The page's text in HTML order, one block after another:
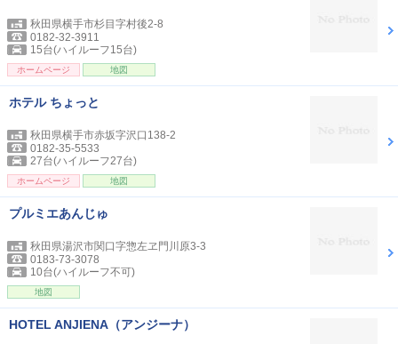
秋田県横手市杉目字村後2-8
0182-32-3911
15台(ハイルーフ15台)
ホームページ 地図
ホテル ちょっと
秋田県横手市赤坂字沢口138-2
0182-35-5533
27台(ハイルーフ27台)
ホームページ 地図
プルミエあんじゅ
秋田県湯沢市関口字惣左ヱ門川原3-3
0183-73-3078
10台(ハイルーフ不可)
地図
HOTEL ANJIENA（アンジーナ）